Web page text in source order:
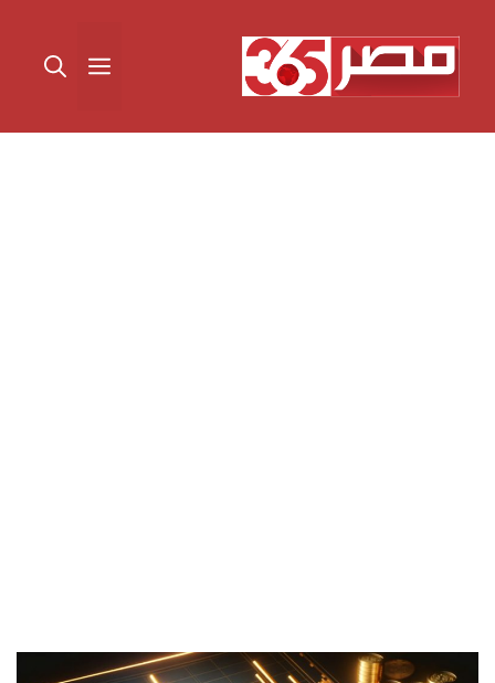
المحتوى القائمة